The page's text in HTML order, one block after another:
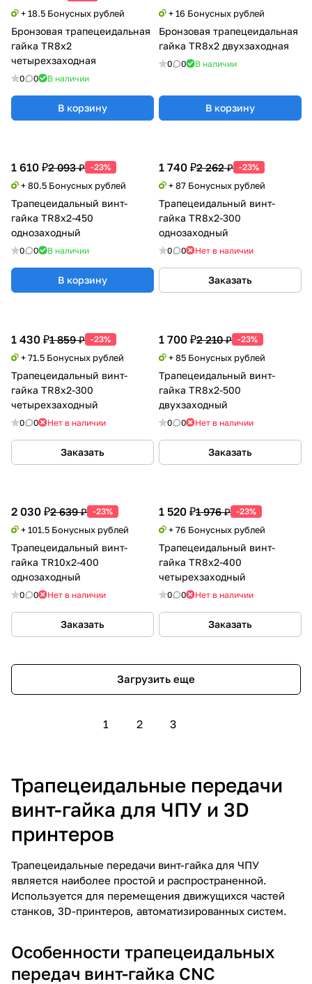
+ 18.5 Бонусных рублей
Бронзовая трапецеидальная
гайка TR8x2
четырехзаходная
0 0 В наличии
В корзину
+ 16 Бонусных рублей
Бронзовая трапецеидальная
гайка TR8x2 двухзаходная
0 0 В наличии
В корзину
1 610 ₽2 093 ₽ -23%
+ 80.5 Бонусных рублей
Трапецеидальный винт-
гайка TR8x2-450
однозаходный
0 0 В наличии
В корзину
1 740 ₽2 262 ₽ -23%
+ 87 Бонусных рублей
Трапецеидальный винт-
гайка TR8x2-300
однозаходный
0 0 Нет в наличии
Заказать
1 430 ₽1 859 ₽ -23%
+ 71.5 Бонусных рублей
Трапецеидальный винт-
гайка TR8x2-300
четырехзаходный
0 0 Нет в наличии
Заказать
1 700 ₽2 210 ₽ -23%
+ 85 Бонусных рублей
Трапецеидальный винт-
гайка TR8x2-500
двухзаходный
0 0 Нет в наличии
Заказать
2 030 ₽2 639 ₽ -23%
+ 101.5 Бонусных рублей
Трапецеидальный винт-
гайка TR10x2-400
однозаходный
0 0 Нет в наличии
Заказать
1 520 ₽1 976 ₽ -23%
+ 76 Бонусных рублей
Трапецеидальный винт-
гайка TR8x2-400
четырехзаходный
0 0 Нет в наличии
Заказать
Загрузить еще
1 2 3
Трапецеидальные передачи
винт-гайка для ЧПУ и 3D
принтеров
Трапецеидальные передачи винт-гайка для ЧПУ
является наиболее простой и распространенной.
Используется для перемещения движущихся частей
станков, 3D-принтеров, автоматизированных систем.
Особенности трапецеидальных
передач винт-гайка CNC